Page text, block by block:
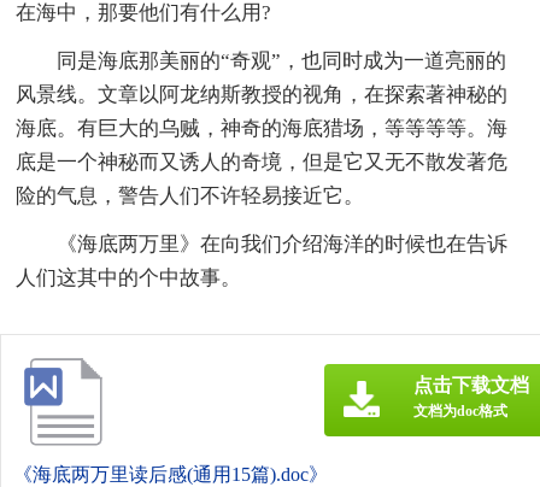
在海中，那要他们有什么用?
同是海底那美丽的“奇观”，也同时成为一道亮丽的
风景线。文章以阿龙纳斯教授的视角，在探索著神秘的
海底。有巨大的乌贼，神奇的海底猎场，等等等等。海
底是一个神秘而又诱人的奇境，但是它又无不散发著危
险的气息，警告人们不许轻易接近它。
《海底两万里》在向我们介绍海洋的时候也在告诉
人们这其中的个中故事。
《海底两万里读后感(通用15篇).doc》
点击下载文档
文档为doc格式